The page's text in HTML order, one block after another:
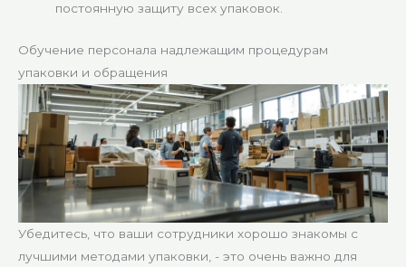
постоянную защиту всех упаковок.
Обучение персонала надлежащим процедурам
упаковки и обращения
Убедитесь, что ваши сотрудники хорошо знакомы с
лучшими методами упаковки, - это очень важно для